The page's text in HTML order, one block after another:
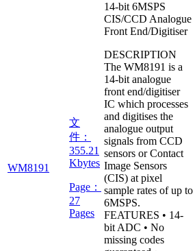
WM8191
文
件：
355.21
Kbytes
Page：
27
Pages
14-bit 6MSPS
CIS/CCD Analogue
Front End/Digitiser
DESCRIPTION
The WM8191 is a
14-bit analogue
front end/digitiser
IC which processes
and digitises the
analogue output
signals from CCD
sensors or Contact
Image Sensors
(CIS) at pixel
sample rates of up to
6MSPS.
FEATURES • 14-
bit ADC • No
missing codes